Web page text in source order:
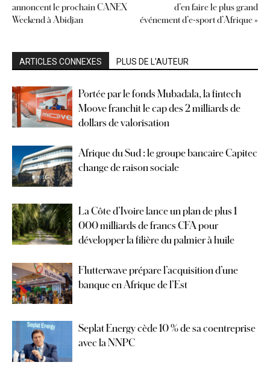
annoncent le prochain CANEX
Weekend à Abidjan
d’en faire le plus grand
événement d’e-sport d’Afrique »
ARTICLES CONNEXES PLUS DE L'AUTEUR
Portée par le fonds Mubadala, la fintech
Moove franchit le cap des 2 milliards de
dollars de valorisation
Afrique du Sud : le groupe bancaire Capitec
change de raison sociale
La Côte d’Ivoire lance un plan de plus 1
000 milliards de francs CFA pour
développer la filière du palmier à huile
Flutterwave prépare l’acquisition d’une
banque en Afrique de l’Est
Seplat Energy cède 10 % de sa coentreprise
avec la NNPC